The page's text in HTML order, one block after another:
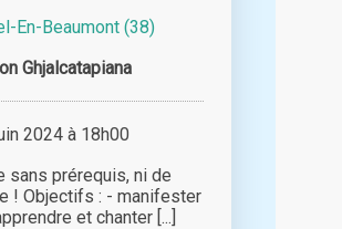
En-Beaumont (38)
Ghjalcatapiana
2024 à 18h00
sans prérequis, ni de
! Objectifs : - manifester
et chanter [...]